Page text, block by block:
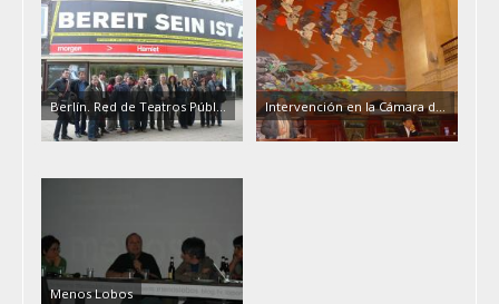
Berlín. Red de Teatros Públ… Intervención en la Cámara d…
Menos Lobos